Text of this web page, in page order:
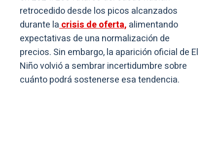
retrocedido desde los picos alcanzados
durante lacrisis de oferta, alimentando
expectativas de una normalización de
precios. Sin embargo, la aparición oficial de El
Niño volvió a sembrar incertidumbre sobre
cuánto podrá sostenerse esa tendencia.